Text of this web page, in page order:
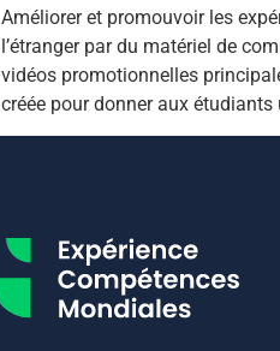
Améliorer et promouvoir les
l’étranger par du matériel de
vidéos promotionnelles
créée pour donner aux